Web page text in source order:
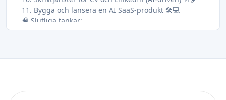
11. Bygga och lansera en AI SaaS-produkt 🛠️💻
🧠 Slutliga tankar: